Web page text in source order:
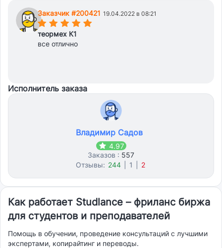
Заказчик #200421 19.04.2022 в 08:21
(*)(*)(*)(*)(*)
теормех К1
все отлично
Исполнитель заказа
Владимир Садов
4.97
Заказов : 557
Отзывы: 244 1 2
Как работает Studlance – фриланс биржа
для студентов и преподавателей
Помощь в обучении, проведение консультаций с лучшими
экспертами, копирайтинг и переводы.